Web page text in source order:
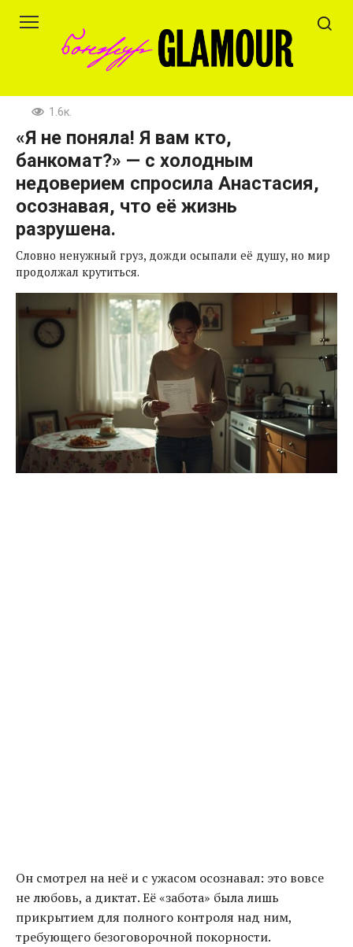
1.6к.
«Я не поняла! Я вам кто,
банкомат?» — с холодным
недоверием спросила Анастасия,
осознавая, что её жизнь
разрушена.
Словно ненужный груз, дожди осыпали её душу, но мир
продолжал крутиться.
Он смотрел на неё и с ужасом осознавал: это вовсе
не любовь, а диктат. Её «забота» была лишь
прикрытием для полного контроля над ним,
требующего безоговорочной покорности.